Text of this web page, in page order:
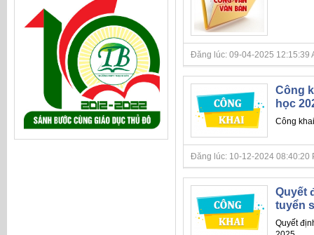
Đăng lúc: 09-04-2025 12:15:39
Công
học
Công
Đăng lúc: 10-12-2024 08:40:20
Quyết
tuyển
Quyết